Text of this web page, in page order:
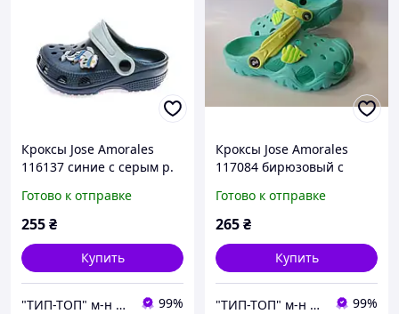
Кроксы Jose Amorales
116137 синие с серым р.
Готово к отправке
255₴
Купить
"ТИП-ТОП" м-н детской и подростковой обуви 99%
Кроксы Jose Amorales
117084 бирюзовый с
Готово к отправке
265₴
Купить
"ТИП-ТОП" м-н детской и подростковой обуви 99%